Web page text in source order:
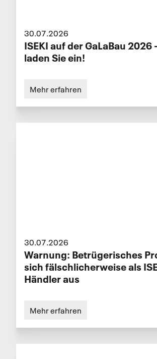
30.07.2026
ISEKI auf der GaLaBau 2026
laden Sie ein!
Mehr erfahren
30.07.2026
Warnung: Betrügerisches
sich fälschlicherweise als
Händler aus
Mehr erfahren